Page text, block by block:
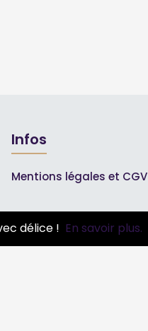
Infos
Mentions légales et CGV
délice ! En savoir plus.